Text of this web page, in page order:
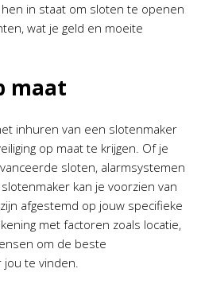
in staat om sloten te openen
wat je geld en moeite
maat
inhuren van een slotenmaker
op maat te krijgen. Of je
sloten, alarmsystemen
kan je voorzien van
afgestemd op jouw specifieke
met factoren zoals locatie,
om de beste
jou te vinden.